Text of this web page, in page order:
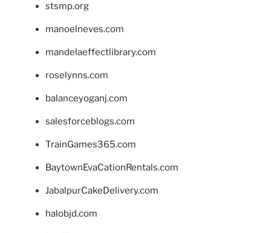
stsmp.org
manoelneves.com
mandelaeffectlibrary.com
roselynns.com
balanceyoganj.com
salesforceblogs.com
TrainGames365.com
BaytownEvaCationRentals.com
JabalpurCakeDelivery.com
halobjd.com